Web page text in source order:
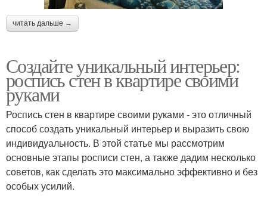
читать дальше →
Создайте уникальный интерьер:
роспись стен в квартире своими
руками
Роспись стен в квартире своими руками - это отличный
способ создать уникальный интерьер и выразить свою
индивидуальность. В этой статье мы рассмотрим
основные этапы росписи стен, а также дадим несколько
советов, как сделать это максимально эффективно и без
особых усилий.